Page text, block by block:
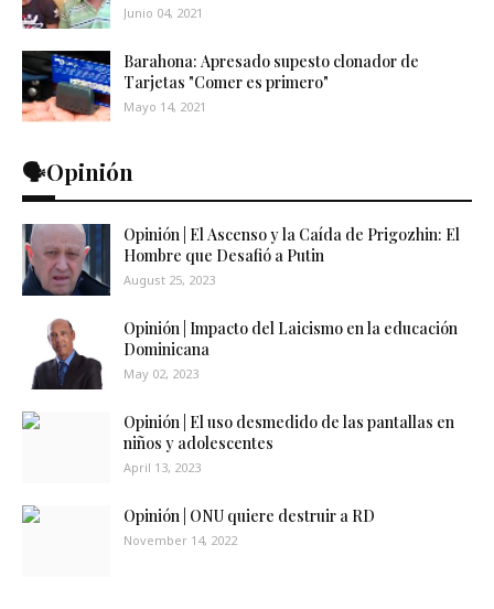
Junio 04, 2021
Barahona: Apresado supesto clonador de
Tarjetas "Comer es primero"
Mayo 14, 2021
🗣️Opinión
Opinión | El Ascenso y la Caída de Prigozhin: El
Hombre que Desafió a Putin
August 25, 2023
Opinión | Impacto del Laicismo en la educación
Dominicana
May 02, 2023
Opinión | El uso desmedido de las pantallas en
niños y adolescentes
April 13, 2023
Opinión | ONU quiere destruir a RD
November 14, 2022